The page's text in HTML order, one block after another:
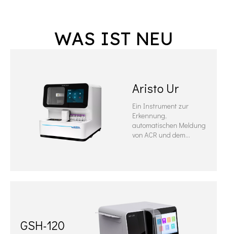
WAS IST NEU
Aristo Ur
Ein Instrument zur
Erkennung,
automatischen Meldung
von ACR und dem
GSH-120